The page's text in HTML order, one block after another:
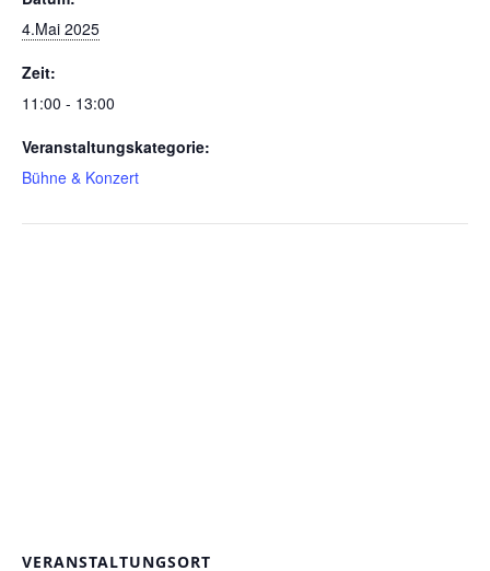
4.Mai 2025
Zeit:
11:00 - 13:00
Veranstaltungskategorie:
Bühne & Konzert
VERANSTALTUNGSORT